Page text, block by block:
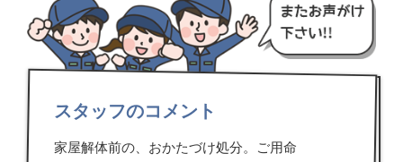
スタッフのコメント
家屋解体前の、おかたづけ処分。ご用命